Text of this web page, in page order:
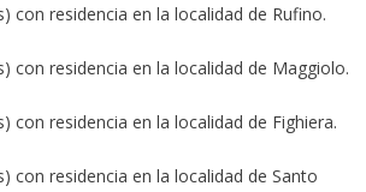
con residencia en la localidad de Rufino.
con residencia en la localidad de Maggiolo.
con residencia en la localidad de Fighiera.
con residencia en la localidad de Santo